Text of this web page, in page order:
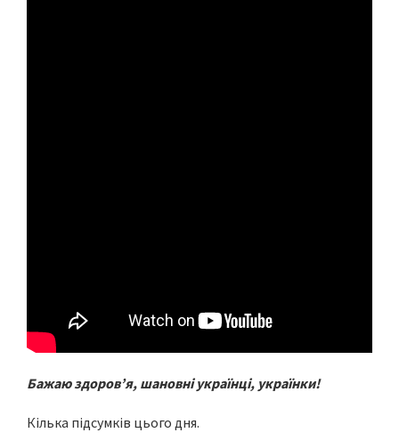
Бажаю здоров’я, шановні українці, українки!
Кілька підсумків цього дня.